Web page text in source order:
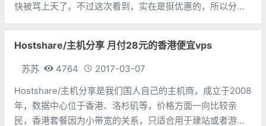
快被骂上天了。不过这次看到，实在是挺优惠的，所以分享
Hostshare/主机分享 月付28元的香港便宜vps
苏苏 4764
2017-03-07
Hostshare/主机分享是我们国人自己的主机商，成立于2008
年，数据中心位于香港、洛杉矶等，价格方面一向比较亲
民，香港套餐因为小带宽的关系，只适合用于建站或者游戏